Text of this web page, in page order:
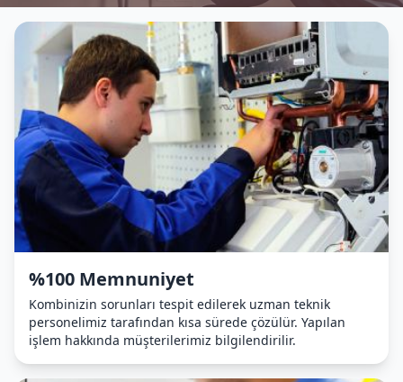
%100 Memnuniyet
Kombinizin sorunları tespit edilerek uzman teknik
personelimiz tarafından kısa sürede çözülür. Yapılan
işlem hakkında müşterilerimiz bilgilendirilir.